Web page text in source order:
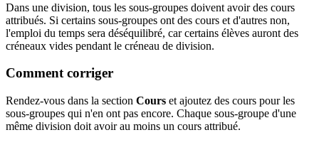
Dans une division, tous les sous-groupes doivent avoir des cours
attribués. Si certains sous-groupes ont des cours et d'autres non,
l'emploi du temps sera déséquilibré, car certains élèves auront des
créneaux vides pendant le créneau de division.
Comment corriger
Rendez-vous dans la section Cours et ajoutez des cours pour les
sous-groupes qui n'en ont pas encore. Chaque sous-groupe d'une
même division doit avoir au moins un cours attribué.